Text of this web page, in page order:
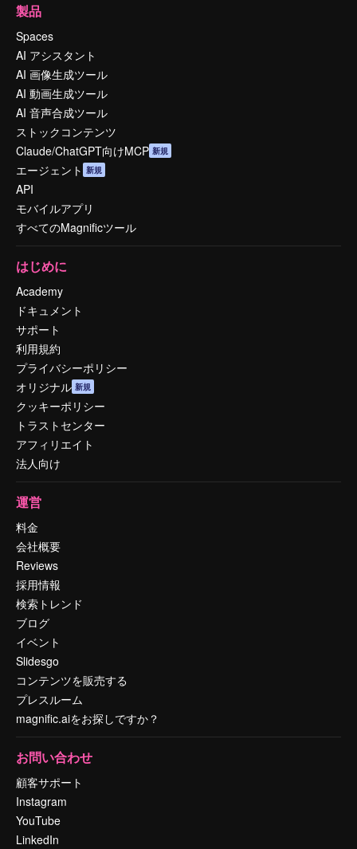
製品
Spaces
AI アシスタント
AI 画像生成ツール
AI 動画生成ツール
AI 音声合成ツール
ストックコンテンツ
Claude/ChatGPT向けMCP 新規
エージェント 新規
API
モバイルアプリ
すべてのMagnificツール
はじめに
Academy
ドキュメント
サポート
利用規約
プライバシーポリシー
オリジナル 新規
クッキーポリシー
トラストセンター
アフィリエイト
法人向け
運営
料金
会社概要
Reviews
採用情報
検索トレンド
ブログ
イベント
Slidesgo
コンテンツを販売する
プレスルーム
magnific.aiをお探しですか？
お問い合わせ
顧客サポート
Instagram
YouTube
LinkedIn